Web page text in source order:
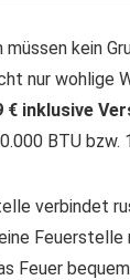
kein
nur wohlige
€ inklusive
BTU
verbindet
Feuer